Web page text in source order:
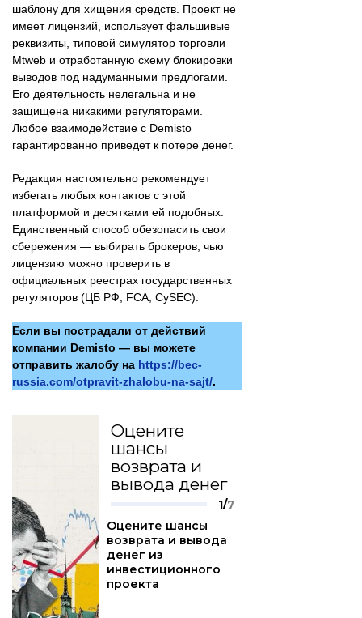
шаблону для хищения средств. Проект не
имеет лицензий, использует фальшивые
реквизиты, типовой симулятор торговли
Mtweb и отработанную схему блокировки
выводов под надуманными предлогами.
Его деятельность нелегальна и не
защищена никакими регуляторами.
Любое взаимодействие с Demisto
гарантированно приведет к потере денег.
Редакция настоятельно рекомендует
избегать любых контактов с этой
платформой и десятками ей подобных.
Единственный способ обезопасить свои
сбережения — выбирать брокеров, чью
лицензию можно проверить в
официальных реестрах государственных
регуляторов (ЦБ РФ, FCA, CySEC).
Если вы пострадали от действий
компании Demisto — вы можете
отправить жалобу на https://bec-
russia.com/otpravit-zhalobu-na-sajt/.
Оцените
шансы
возврата и
вывода денег
1/7
Оцените шансы
возврата и вывода
денег из
инвестиционного
проекта